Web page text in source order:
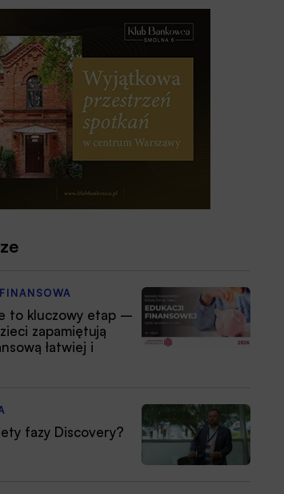
to kluczowy etap –
zapamiętują
łatwiej i
fazy Discovery?